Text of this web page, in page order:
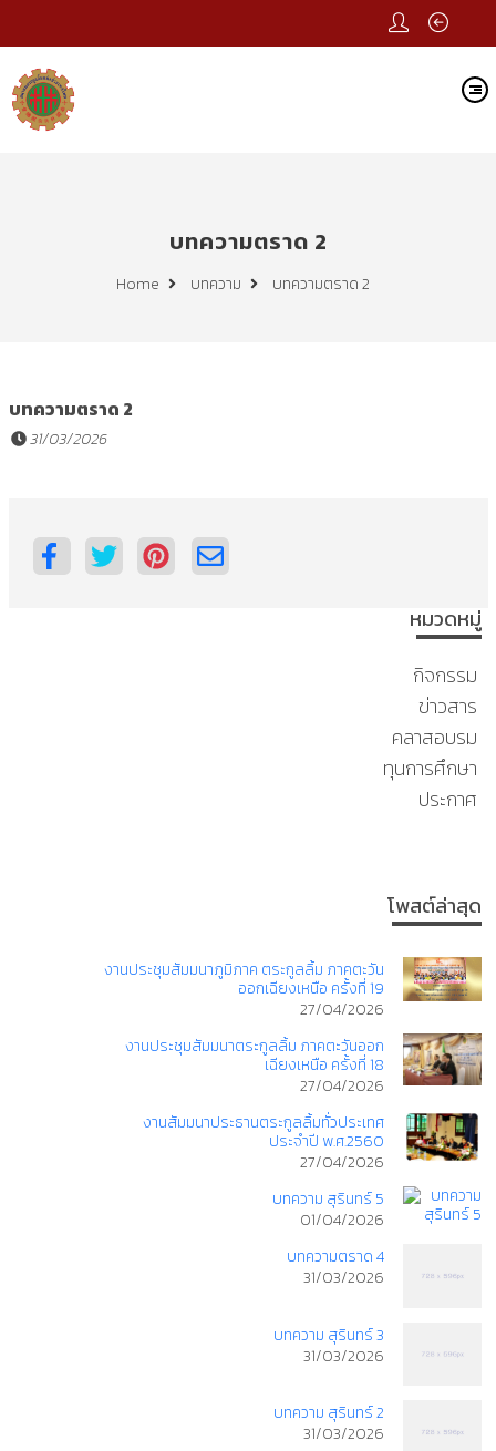
บทความตราด 2
Home บทความ บทความตราด 2
บทความตราด 2
31/03/2026
หมวดหมู่
กิจกรรม
ข่าวสาร
คลาสอบรม
ทุนการศึกษา
ประกาศ
โพสต์ล่าสุด
งานประชุมสัมมนาภูมิภาค ตระกูลลิ้ม ภาคตะวัน
ออกเฉียงเหนือ ครั้งที่ 19
27/04/2026
งานประชุมสัมมนาตระกูลลิ้ม ภาคตะวันออก
เฉียงเหนือ ครั้งที่ 18
27/04/2026
งานสัมมนาประธานตระกูลลิ้มทั่วประเทศ
ประจำปี พ.ศ.2560
27/04/2026
บทความ สุรินทร์ 5
01/04/2026
บทความตราด 4
31/03/2026
บทความ สุรินทร์ 3
31/03/2026
บทความ สุรินทร์ 2
31/03/2026